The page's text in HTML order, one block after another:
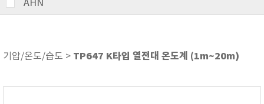
AHN
ATAGO
기압/온도/습도 > TP647 K타입 열전대 온도계 (1m~20m)